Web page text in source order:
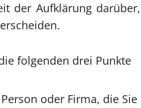
der Aufklärung darüber,
folgenden drei Punkte
oder Firma, die Sie